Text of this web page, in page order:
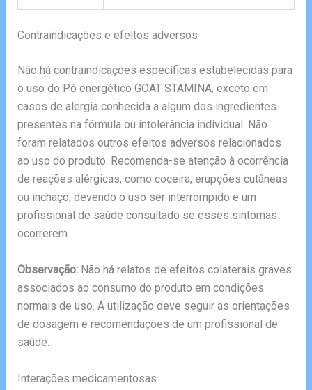
Contraindicações e efeitos adversos
Não há contraindicações específicas estabelecidas para
o uso do Pó energético GOAT STAMINA, exceto em
casos de alergia conhecida a algum dos ingredientes
presentes na fórmula ou intolerância individual. Não
foram relatados outros efeitos adversos relacionados
ao uso do produto. Recomenda-se atenção à ocorrência
de reações alérgicas, como coceira, erupções cutâneas
ou inchaço, devendo o uso ser interrompido e um
profissional de saúde consultado se esses sintomas
ocorrerem.
Observação:Não há relatos de efeitos colaterais graves
associados ao consumo do produto em condições
normais de uso. A utilização deve seguir as orientações
de dosagem e recomendações de um profissional de
saúde.
Interações medicamentosas